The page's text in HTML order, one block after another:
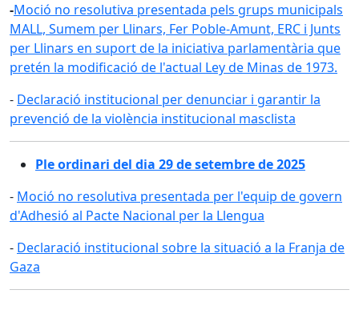
-Moció no resolutiva presentada pels grups municipals
MALL, Sumem per Llinars, Fer Poble-Amunt, ERC i Junts
per Llinars en suport de la iniciativa parlamentària que
pretén la modificació de l'actual Ley de Minas de 1973.
- Declaració institucional per denunciar i garantir la
prevenció de la violència institucional masclista
Ple ordinari del dia 29 de setembre de 2025
- Moció no resolutiva presentada per l'equip de govern
d'Adhesió al Pacte Nacional per la Llengua
- Declaració institucional sobre la situació a la Franja de
Gaza